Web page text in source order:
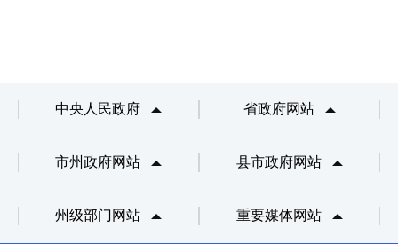
中央人民政府 省政府网站
市州政府网站 县市政府网站
州级部门网站 重要媒体网站